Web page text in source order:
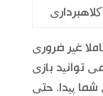
غیر ضروری
توانید بازی
پیدا. حتی